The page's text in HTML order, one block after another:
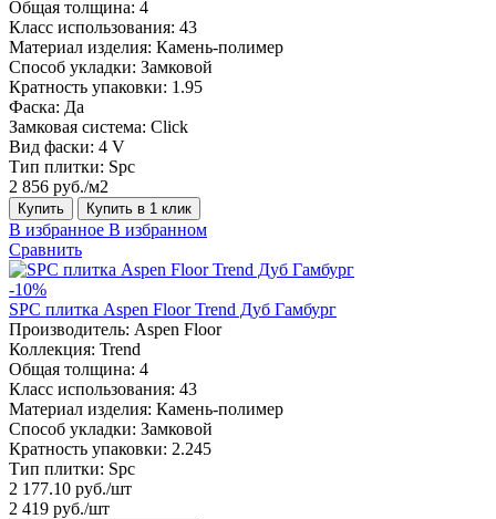
Общая толщина: 4
Класс использования: 43
Материал изделия: Камень-полимер
Способ укладки: Замковой
Кратность упаковки: 1.95
Фаска: Да
Замковая система: Click
Вид фаски: 4 V
Тип плитки: Spc
2 856 руб./м2
Купить Купить в 1 клик
В избранное В избранном
Сравнить
-10%
SPC плитка Aspen Floor Trend Дуб Гамбург
Производитель: Aspen Floor
Коллекция: Trend
Общая толщина: 4
Класс использования: 43
Материал изделия: Камень-полимер
Способ укладки: Замковой
Кратность упаковки: 2.245
Тип плитки: Spc
2 177.10 руб./шт
2 419 руб./шт